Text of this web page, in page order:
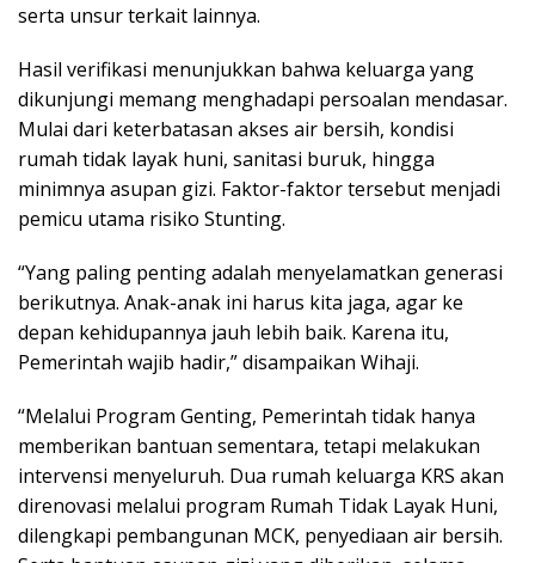
serta unsur terkait lainnya.
Hasil verifikasi menunjukkan bahwa keluarga yang
dikunjungi memang menghadapi persoalan mendasar.
Mulai dari keterbatasan akses air bersih, kondisi
rumah tidak layak huni, sanitasi buruk, hingga
minimnya asupan gizi. Faktor-faktor tersebut menjadi
pemicu utama risiko Stunting.
“Yang paling penting adalah menyelamatkan generasi
berikutnya. Anak-anak ini harus kita jaga, agar ke
depan kehidupannya jauh lebih baik. Karena itu,
Pemerintah wajib hadir,” disampaikan Wihaji.
“Melalui Program Genting, Pemerintah tidak hanya
memberikan bantuan sementara, tetapi melakukan
intervensi menyeluruh. Dua rumah keluarga KRS akan
direnovasi melalui program Rumah Tidak Layak Huni,
dilengkapi pembangunan MCK, penyediaan air bersih.